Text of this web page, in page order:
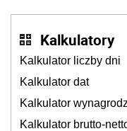
Kalkulatory
Kalkulator liczby dni
Kalkulator dat
Kalkulator
Kalkulator brutto-